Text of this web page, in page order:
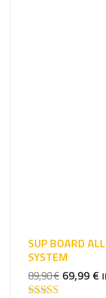
SUP BOARD
SYSTEM
89,90€ 69,99 €